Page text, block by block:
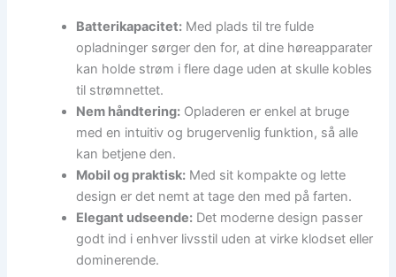
Batterikapacitet: Med plads til tre fulde
opladninger sørger den for, at dine høreapparater
kan holde strøm i flere dage uden at skulle kobles
til strømnettet.
Nem håndtering: Opladeren er enkel at bruge
med en intuitiv og brugervenlig funktion, så alle
kan betjene den.
Mobil og praktisk: Med sit kompakte og lette
design er det nemt at tage den med på farten.
Elegant udseende: Det moderne design passer
godt ind i enhver livsstil uden at virke klodset eller
dominerende.